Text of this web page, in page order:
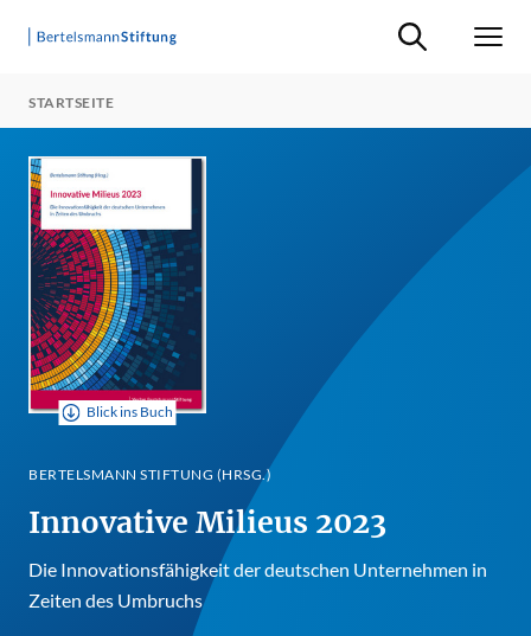
Suche ein-/
STARTSEITE
Blick ins Buch
BERTELSMANN STIFTUNG (HRSG.)
Innovative Milieus 2023
Die Innovationsfähigkeit der deutschen Unternehmen in
Zeiten des Umbruchs